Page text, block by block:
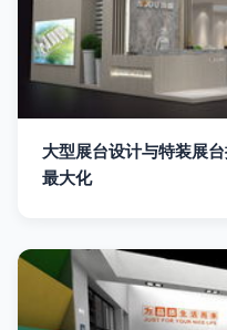
大型展台设计与特装展
最大化